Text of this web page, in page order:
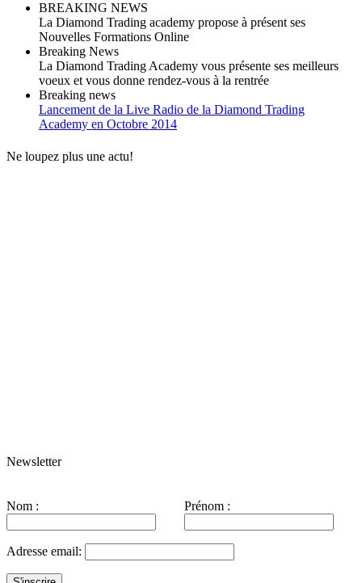
BREAKING NEWS
La Diamond Trading academy propose à présent ses
Nouvelles Formations Online
Breaking News
La Diamond Trading Academy vous présente ses meilleurs
voeux et vous donne rendez-vous à la rentrée
Breaking news
Lancement de la Live Radio de la Diamond Trading
Academy en Octobre 2014
Ne loupez plus une actu!
Newsletter
Nom : Prénom :
Adresse email: